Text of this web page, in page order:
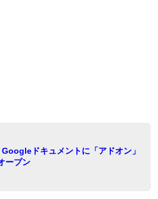
ドキュメントに「アドオン」
ープン